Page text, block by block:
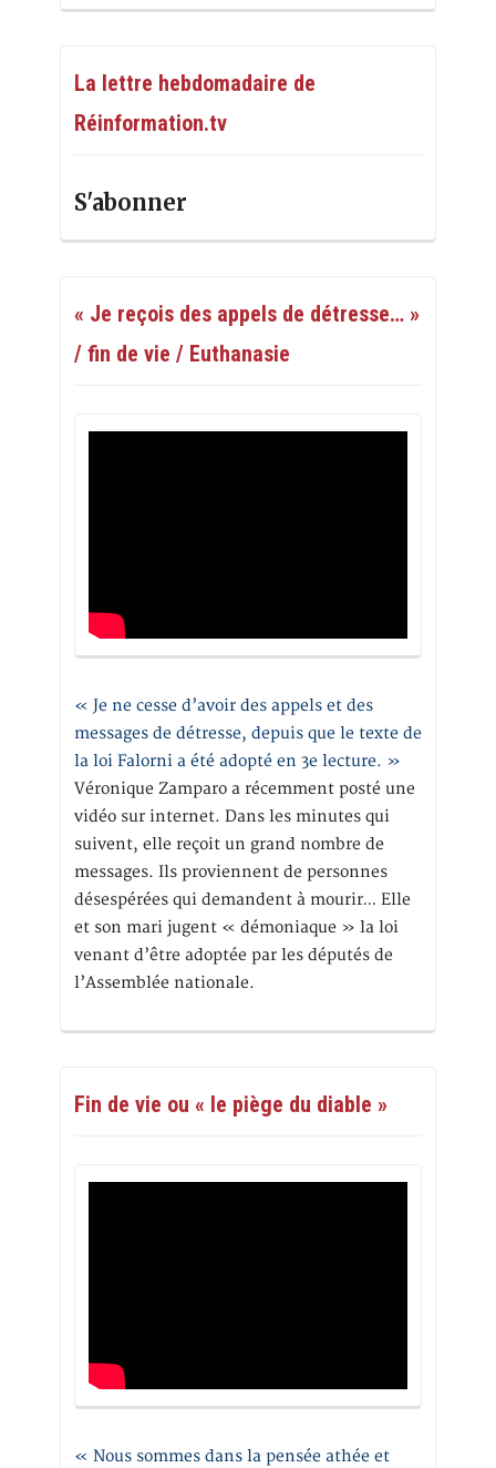
La lettre hebdomadaire de
Réinformation.tv
S'abonner
« Je reçois des appels de détresse… »
/ fin de vie / Euthanasie
« Je ne cesse d’avoir des appels et des
messages de détresse, depuis que le texte de
la loi Falorni a été adopté en 3e lecture. »
Véronique Zamparo a récemment posté une
vidéo sur internet. Dans les minutes qui
suivent, elle reçoit un grand nombre de
messages. Ils proviennent de personnes
désespérées qui demandent à mourir… Elle
et son mari jugent « démoniaque » la loi
venant d’être adoptée par les députés de
l’Assemblée nationale.
Fin de vie ou « le piège du diable »
« Nous sommes dans la pensée athée et